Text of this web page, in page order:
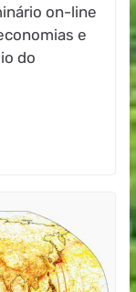
on-line
e
do